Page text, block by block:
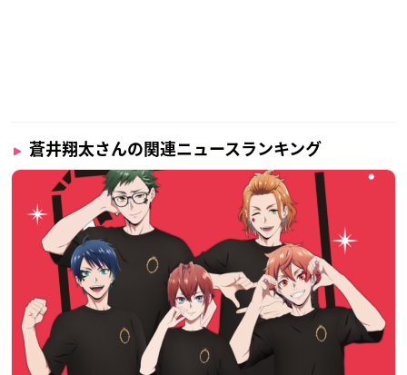
蒼井翔太さんの関連ニュースランキング